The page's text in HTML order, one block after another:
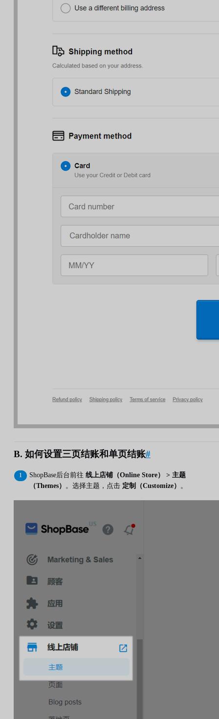
B. 如何设置三页结账和单页结账#
ShopBase后台前往 线上店铺（Online Store） > 主题
（Themes） 。选择主题，点击 定制（Customize） 。